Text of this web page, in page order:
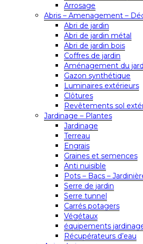
Arrosage
Abris – Amenagement –
Abri de jardin
Abri de jardin métal
Abri de jardin bois
Coffres de jardin
Aménagement du
Gazon synthétique
Luminaires extérieurs
Clôtures
Revêtements sol
Jardinage – Plantes
Jardinage
Terreau
Engrais
Graines et semences
Anti nuisible
Pots – Bacs –
Serre de jardin
Serre tunnel
Carrés potagers
Végétaux
équipements
Récupérateurs d’eau